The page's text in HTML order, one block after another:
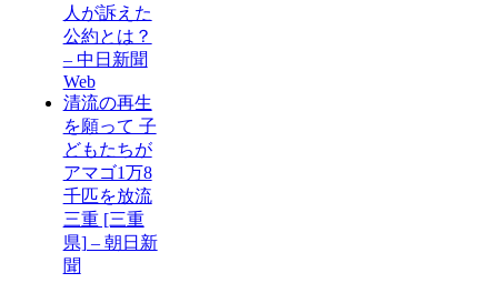
人が訴えた
公約とは？
– 中日新聞
Web
清流の再生
を願って 子
どもたちが
アマゴ1万8
千匹を放流
三重 [三重
県] – 朝日新
聞